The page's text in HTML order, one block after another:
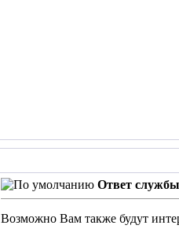
Ответ
Возможно Вам также будут